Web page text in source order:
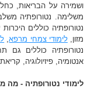
ושמירה על הבריאות,
משלימה. נטורופתיה
נטורופתיה כוללים
מזון,לימודי צמחי מרפא,
נטורופתיה כוללים גם
אנטומיה, פיזיולוגיה,
לימודי נטורופתיה - מה